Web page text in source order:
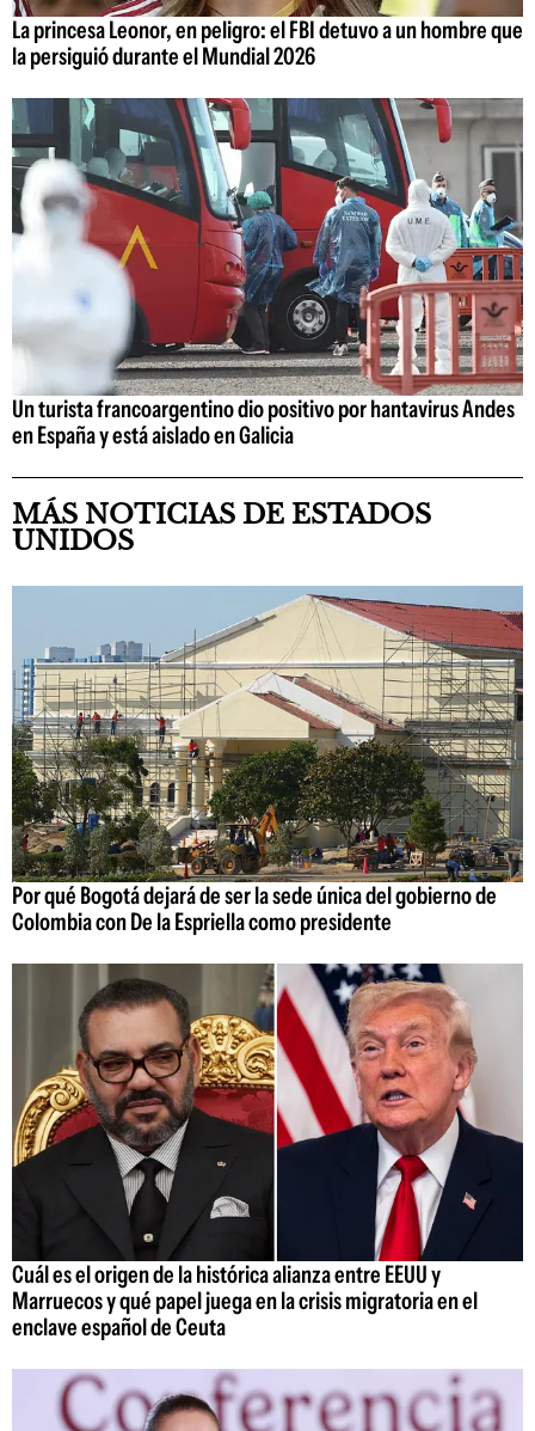
La princesa Leonor, en peligro: el FBI detuvo a un hombre que
la persiguió durante el Mundial 2026
Un turista francoargentino dio positivo por hantavirus Andes
en España y está aislado en Galicia
MÁS NOTICIAS DE ESTADOS
UNIDOS
Por qué Bogotá dejará de ser la sede única del gobierno de
Colombia con De la Espriella como presidente
Cuál es el origen de la histórica alianza entre EEUU y
Marruecos y qué papel juega en la crisis migratoria en el
enclave español de Ceuta